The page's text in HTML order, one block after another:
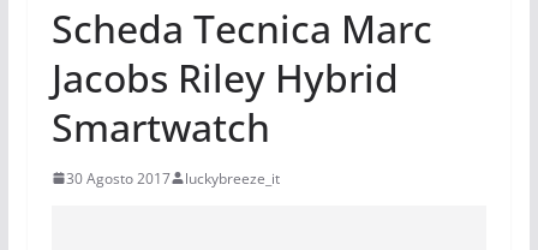
Scheda Tecnica Marc
Jacobs Riley Hybrid
Smartwatch
30 Agosto 2017 luckybreeze_it